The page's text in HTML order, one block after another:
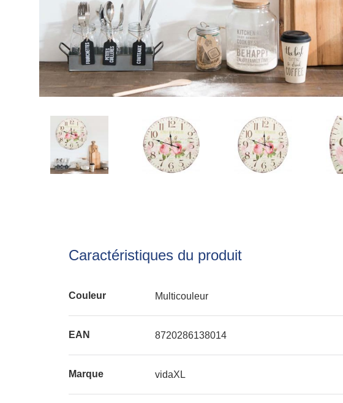
Caractéristiques du produit
Couleur Multicouleur
EAN 8720286138014
Marque vidaXL